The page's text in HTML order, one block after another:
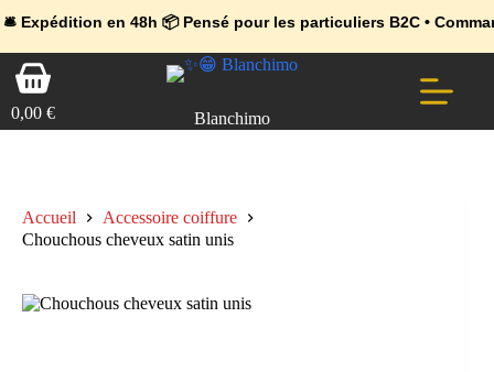
en 48h 📦 Pensé pour les particuliers B2C • Commande
🔥 Déjà adopté par les pros 👉 Passez en Espace Pro B2B 📦
💼 Offres réservées aux professionnels 🚀 Rejoignez l’Espace Pro
PasserPanier
d’achat
0,00 € Blanchimo
Accueil
Accessoire coiffure
Chouchous cheveux satin unis